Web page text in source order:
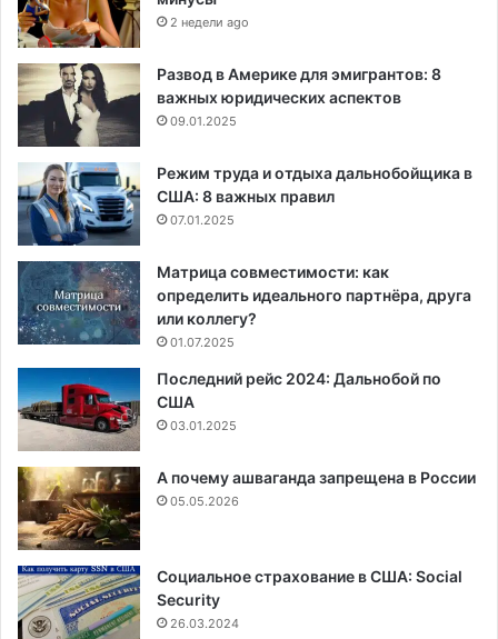
2 недели ago
Развод в Америке для эмигрантов: 8
важных юридических аспектов
09.01.2025
Режим труда и отдыха дальнобойщика в
США: 8 важных правил
07.01.2025
Матрица совместимости: как
определить идеального партнёра, друга
или коллегу?
01.07.2025
Последний рейс 2024: Дальнобой по
США
03.01.2025
А почему ашваганда запрещена в России
05.05.2026
Социальное страхование в США: Social
Security
26.03.2024